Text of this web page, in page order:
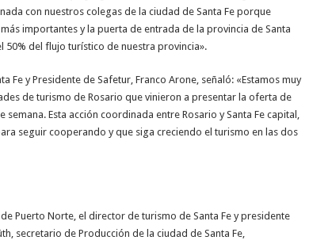
con nuestros colegas de la ciudad de Santa Fe porque
importantes y la puerta de entrada de la provincia de Santa
50% del flujo turístico de nuestra provincia».
Fe y Presidente de Safetur, Franco Arone, señaló: «Estamos muy
de turismo de Rosario que vinieron a presentar la oferta de
Esta acción coordinada entre Rosario y Santa Fe capital,
seguir cooperando y que siga creciendo el turismo en las dos
Puerto Norte, el director de turismo de Santa Fe y presidente
secretario de Producción de la ciudad de Santa Fe,